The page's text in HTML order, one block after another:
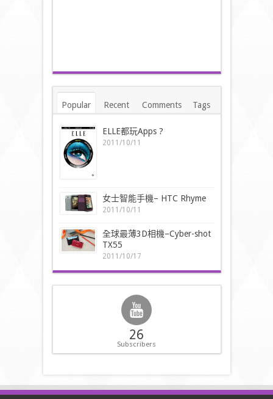
Popular Recent Comments Tags
ELLE都玩Apps ?
2011/10/11
女士智能手機– HTC Rhyme
2011/10/11
全球最薄3D相機–Cyber-shot
TX55
2011/10/17
26
Subscribers